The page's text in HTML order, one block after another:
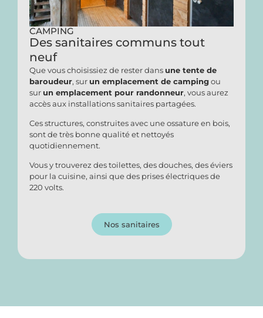
CAMPING
Des sanitaires communs tout
neuf
Que vous choisissiez de rester dans une tente de
baroudeur, sur un emplacement de campingou
sur un emplacement pour randonneur, vous aurez
accès aux installations sanitaires partagées.
Ces structures, construites avec une ossature en bois,
sont de très bonne qualité et nettoyés
quotidiennement.
Vous y trouverez des toilettes, des douches, des éviers
pour la cuisine, ainsi que des prises électriques de
220 volts.
Nos sanitaires